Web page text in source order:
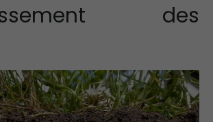
des